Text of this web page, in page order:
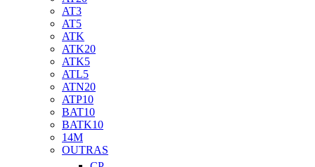
AT3
AT5
ATK
ATK20
ATK5
ATL5
ATN20
ATP10
BAT10
BATK10
14M
OUTRAS